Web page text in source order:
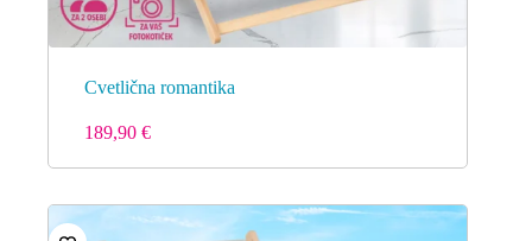
Cvetlična romantika
189,90 €